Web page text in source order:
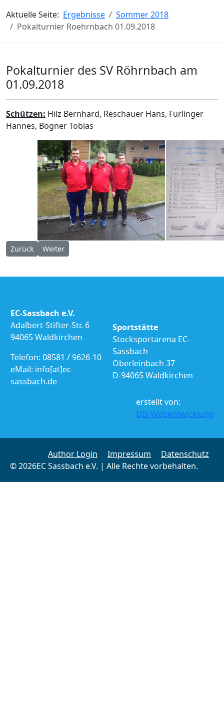
Aktuelle Seite: Ergebnisse
Sommer 2018
Pokalturnier Roehrnbach 01.09.2018
Pokalturnier des SV Röhrnbach am
01.09.2018
Schützen: Hilz Bernhard, Reschauer Hans, Fürlinger
Hannes, Bogner Tobias
Vorheriger Beitrag: Pokalturnier Boehmzwiesel 29.09.2018
Zurück Nächster Beitrag: Mixed SV Gramastetten 01.09.2018
Weiter
EC-Sassbach e.V.
Adalbert-Stifter-Str. 6
94065 Waldkirchen
Telefon: 08581 / 9626-10
eMail: info[at]ec-
sassbach.de
Sportstätte
Stocksportarena EC-
Sassbach
Oberleinbach 37
D-94065 Waldkirchen
erstellt von:
DD-Webentwicklung
© 2026EC Sassbach e.V. | Alle Rechte vorbehalten.
Author Login Impressum Datenschutz